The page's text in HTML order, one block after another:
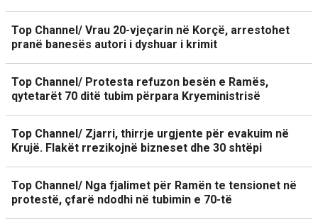
Top Channel/ Vrau 20-vjeçarin në Korçë, arrestohet
pranë banesës autori i dyshuar i krimit
Top Channel/ Protesta refuzon besën e Ramës,
qytetarët 70 ditë tubim përpara Kryeministrisë
Top Channel/ Zjarri, thirrje urgjente për evakuim në
Krujë. Flakët rrezikojnë bizneset dhe 30 shtëpi
Top Channel/ Nga fjalimet për Ramën te tensionet në
protestë, çfarë ndodhi në tubimin e 70-të